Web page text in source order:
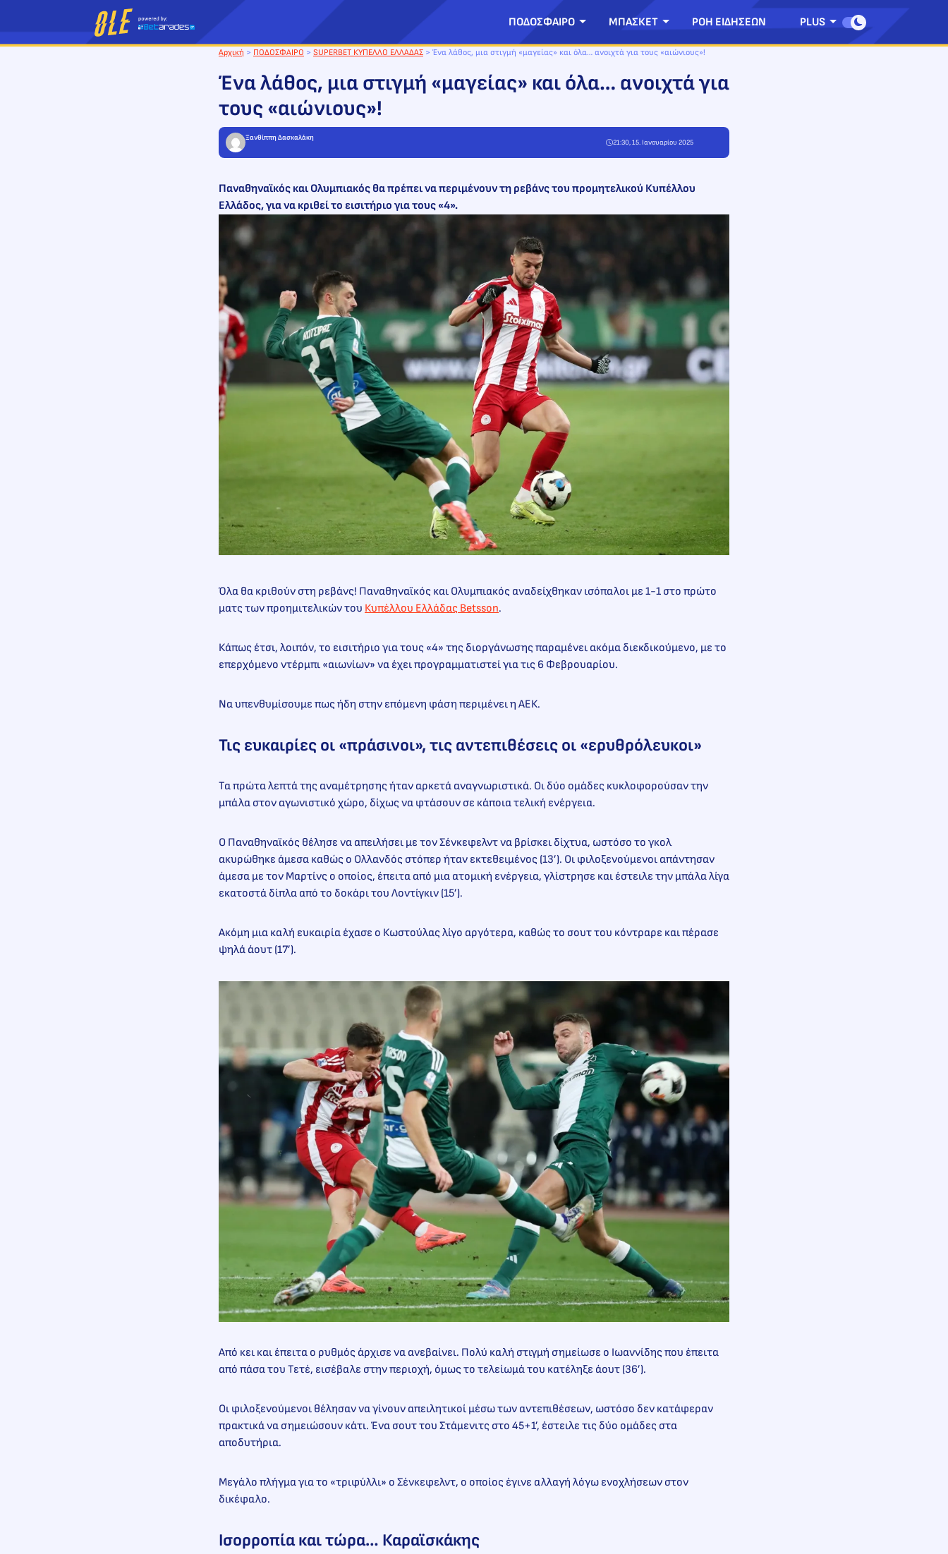
περιεχόμενο
ΠΟΔΟΣΦΑΙΡΟ ΜΠΑΣΚΕΤ ΡΟΗ ΕΙΔΗΣΕΩΝ PLUS
Αρχική > ΠΟΔΟΣΦΑΙΡΟ > SUPERBET ΚΥΠΕΛΛΟ ΕΛΛΑΔΑΣ > Ένα λάθος, μια στιγμή «μαγείας» και όλα… ανοιχτά για τους «αιώνιους»!
Ένα λάθος, μια στιγμή «μαγείας» και όλα… ανοιχτά για
τους «αιώνιους»!
Ξανθίππη Δασκαλάκη
21:30, 15. Ιανουαρίου 2025
Παναθηναϊκός και Ολυμπιακός θα πρέπει να περιμένουν τη ρεβάνς του προμητελικού Κυπέλλου
Ελλάδος, για να κριθεί το εισιτήριο για τους «4».
Όλα θα κριθούν στη ρεβάνς! Παναθηναϊκός και Ολυμπιακός αναδείχθηκαν ισόπαλοι με 1-1 στο πρώτο
ματς των προημιτελικών του Κυπέλλου Ελλάδας Betsson.
Κάπως έτσι, λοιπόν, το εισιτήριο για τους «4» της διοργάνωσης παραμένει ακόμα διεκδικούμενο, με το
επερχόμενο ντέρμπι «αιωνίων» να έχει προγραμματιστεί για τις 6 Φεβρουαρίου.
Να υπενθυμίσουμε πως ήδη στην επόμενη φάση περιμένει η ΑΕΚ.
Τις ευκαιρίες οι «πράσινοι», τις αντεπιθέσεις οι «ερυθρόλευκοι»
Τα πρώτα λεπτά της αναμέτρησης ήταν αρκετά αναγνωριστικά. Οι δύο ομάδες κυκλοφορούσαν την
μπάλα στον αγωνιστικό χώρο, δίχως να φτάσουν σε κάποια τελική ενέργεια.
Ο Παναθηναϊκός θέλησε να απειλήσει με τον Σένκεφελντ να βρίσκει δίχτυα, ωστόσο το γκολ
ακυρώθηκε άμεσα καθώς ο Ολλανδός στόπερ ήταν εκτεθειμένος (13’). Οι φιλοξενούμενοι απάντησαν
άμεσα με τον Μαρτίνς ο οποίος, έπειτα από μια ατομική ενέργεια, γλίστρησε και έστειλε την μπάλα λίγα
εκατοστά δίπλα από το δοκάρι του Λοντίγκιν (15’).
Ακόμη μια καλή ευκαιρία έχασε ο Κωστούλας λίγο αργότερα, καθώς το σουτ του κόντραρε και πέρασε
ψηλά άουτ (17’).
Από κει και έπειτα ο ρυθμός άρχισε να ανεβαίνει. Πολύ καλή στιγμή σημείωσε ο Ιωαννίδης που έπειτα
από πάσα του Τετέ, εισέβαλε στην περιοχή, όμως το τελείωμά του κατέληξε άουτ (36’).
Οι φιλοξενούμενοι θέλησαν να γίνουν απειλητικοί μέσω των αντεπιθέσεων, ωστόσο δεν κατάφεραν
πρακτικά να σημειώσουν κάτι. Ένα σουτ του Στάμενιτς στο 45+1’, έστειλε τις δύο ομάδες στα
αποδυτήρια.
Μεγάλο πλήγμα για το «τριφύλλι» ο Σένκεφελντ, ο οποίος έγινε αλλαγή λόγω ενοχλήσεων στον
δικέφαλο.
Ισορροπία και τώρα… Καραϊσκάκης